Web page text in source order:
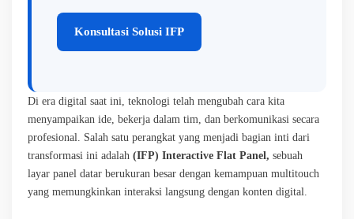
Konsultasi Solusi IFP
Di era digital saat ini, teknologi telah mengubah cara kita
menyampaikan ide, bekerja dalam tim, dan berkomunikasi secara
profesional. Salah satu perangkat yang menjadi bagian inti dari
transformasi ini adalah (IFP) Interactive Flat Panel, sebuah
layar panel datar berukuran besar dengan kemampuan multitouch
yang memungkinkan interaksi langsung dengan konten digital.